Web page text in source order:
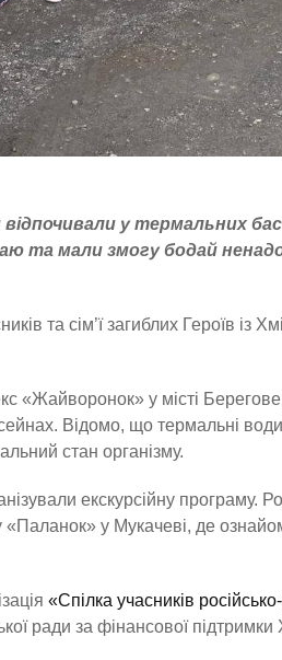
у термальних
та мали змогу бодай
та сім’ї загиблих Героїв із
«Жайворонок» у місті
Відомо, що термальні
стан організму.
екскурсійну програму.
«Паланок» у Мукачеві, де
«Спілка учасників
ради за фінансової підтримки